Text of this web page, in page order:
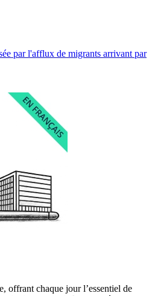
par l'afflux de migrants arrivant par
offrant chaque jour l’essentiel de